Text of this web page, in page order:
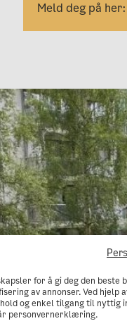
Meld deg på her:
for å gi deg den beste
av annonser. Ved hjelp
og enkel tilgang til nyttig
personvernerklæring.